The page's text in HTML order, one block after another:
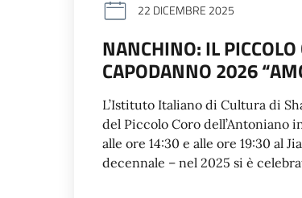
22 DICEMBRE 2025
NANCHINO: IL
CAPODANNO 2026
L’Istituto Italiano di Cultura di
del Piccolo Coro dell’Antoniano
alle ore 14:30 e alle ore 19:30 al
decennale – nel 2025 si è